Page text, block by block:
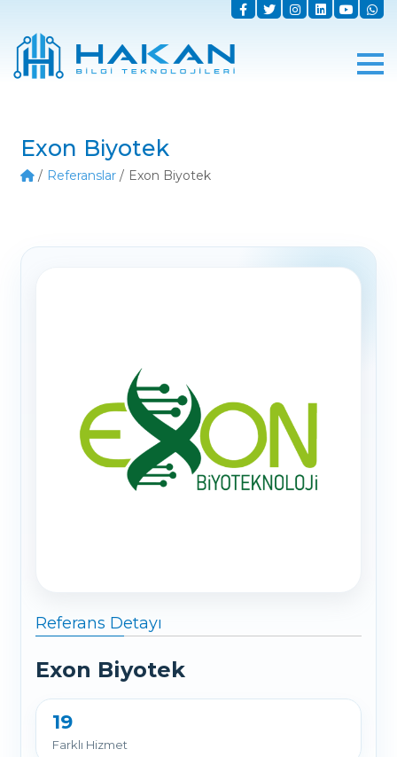
Exon Biyotek
Referanslar Exon Biyotek
Referans Detayı
Exon Biyotek
19
Farklı Hizmet